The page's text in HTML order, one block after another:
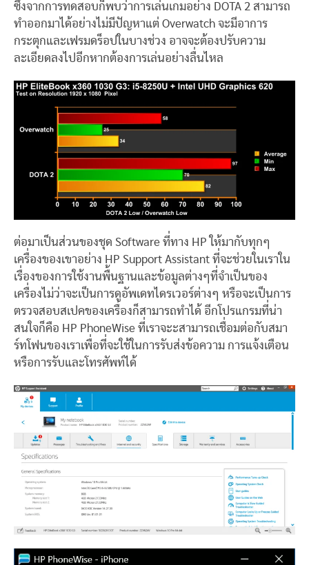
ซึ่งจากการทดสอบก็พบว่าการเล่นเกมอย่าง DOTA 2 สามารถ
ทำออกมาได้อย่างไม่มีปัญหาแต่ Overwatch จะมีอาการ
กระตุกและเฟรมดร็อปในบางช่วง อาจจะต้องปรับความ
ละเอียดลงไปอีกหากต้องการเล่นอย่างลื่นไหล
ต่อมาเป็นส่วนของชุด Software ที่ทาง HP ให้มากับทุกๆ
เครื่องของเขาอย่าง HP Support Assistant ที่จะช่วยในเราใน
เรื่องของการใช้งานพื้นฐานและข้อมูลต่างๆที่จำเป็นของ
เครื่องไม่ว่าจะเป็นการดูอัพเดทไดรเวอร์ต่างๆ หรือจะเป็นการ
ตรวจสอบสเปคของเครื่องก็สามารถทำได้ อีกโปรแกรมที่น่า
สนใจก็คือ HP PhoneWise ที่เราจะะสามารถเชื่อมต่อกับสมา
ร์ทโฟนของเราเพื่อที่จะใช้ในการรับส่งข้อความ การแจ้งเตือน
หรือการรับและโทรศัพท์ได้